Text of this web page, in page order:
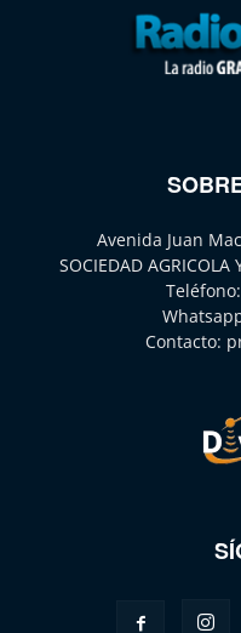
Avenida Juan
SOCIEDAD AGRICOLA
Teléfono:
Contacto: